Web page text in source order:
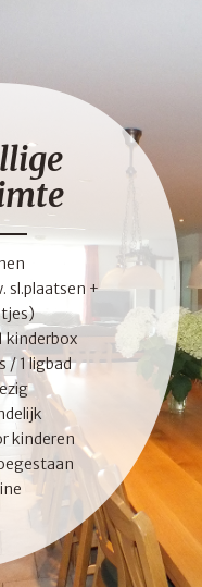
sl.plaatsen +
kinderbox
/ 1 ligbad
kinderen